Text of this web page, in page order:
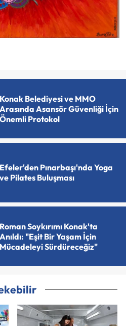
Konak Belediyesi ve MMO
Arasında Asansör Güvenliği İçin
Önemli Protokol
Efeler'den Pınarbaşı'nda Yoga
ve Pilates Buluşması
Roman Soykırımı Konak'ta
Anıldı: "Eşit Bir Yaşam İçin
Mücadeleyi Sürdüreceğiz"